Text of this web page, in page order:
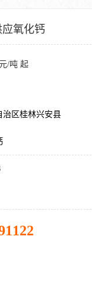
氧化钙
/吨 起
治区桂林兴安县